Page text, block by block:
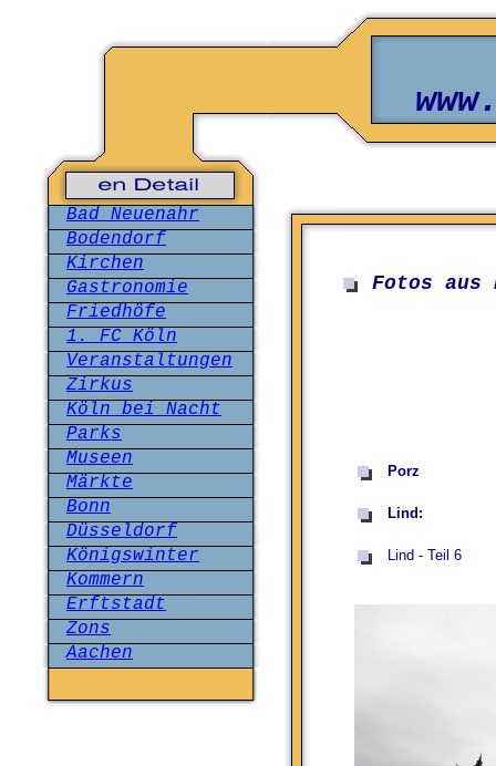
Bad Neuenahr
Bodendorf
Kirchen
Gastronomie
Friedhöfe
1. FC Köln
Veranstaltungen
Zirkus
Köln bei Nacht
Parks
Museen
Märkte
Bonn
Düsseldorf
Königswinter
Kommern
Erftstadt
Zons
Aachen
Fotos aus
Porz
Lind:
Lind - Teil 6